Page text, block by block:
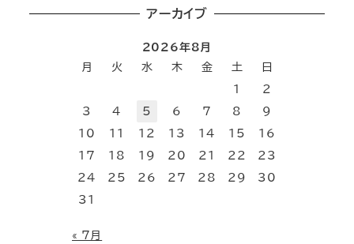
アーカイブ
2026年8月
月
火 水 木 金 土
日
1
2
3
4 5 6 7 8
9
10
11 12 13 14 15
16
17
18 19 20 21 22
23
24
25 26 27 28 29
30
31
« 7月